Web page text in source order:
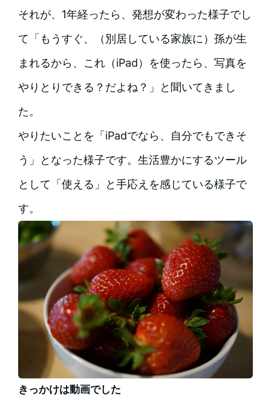
それが、1年経ったら、発想が変わった様子でし
て「もうすぐ、（別居している家族に）孫が生
まれるから、これ（iPad）を使ったら、写真を
やりとりできる？だよね？」と聞いてきまし
た。
やりたいことを「iPadでなら、自分でもできそ
う」となった様子です。生活豊かにするツール
として「使える」と手応えを感じている様子で
す。
きっかけは動画でした